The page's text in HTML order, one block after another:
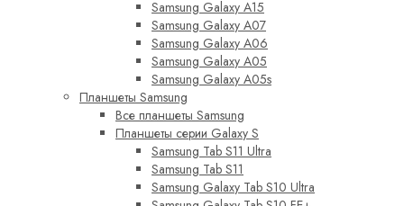
Samsung Galaxy A15
Samsung Galaxy A07
Samsung Galaxy A06
Samsung Galaxy A05
Samsung Galaxy A05s
Планшеты Samsung
Все планшеты Samsung
Планшеты серии Galaxy S
Samsung Tab S11 Ultra
Samsung Tab S11
Samsung Galaxy Tab S10 Ultra